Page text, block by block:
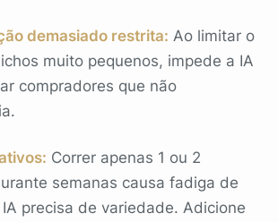
demasiado restrita: Ao limitar o
muito pequenos, impede a IA
compradores que não
Correr apenas 1 ou 2
semanas causa fadiga de
precisa de variedade. Adicione